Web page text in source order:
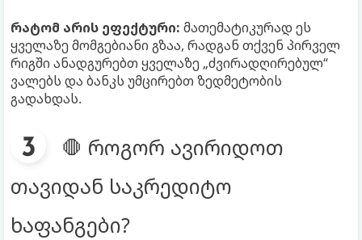
რატომ არის ეფექტური: მათემატიკურად ეს
ყველაზე მომგებიანი გზაა, რადგან თქვენ პირველ
რიგში ანადგურებთ ყველაზე „ძვირადღირებულ“
ვალებს და ბანკს უმცირებთ ზედმეტობის
გადახდას.
🛑 როგორ ავირიდოთ
თავიდან საკრედიტო
ხაფანგები?